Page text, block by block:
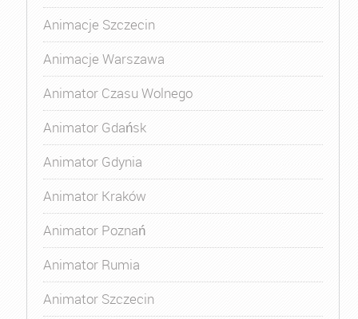
Animacje Szczecin
Animacje Warszawa
Animator Czasu Wolnego
Animator Gdańsk
Animator Gdynia
Animator Kraków
Animator Poznań
Animator Rumia
Animator Szczecin